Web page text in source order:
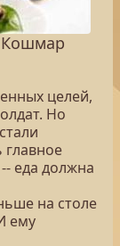
Кошмар
целей,
Но
еда должна
на столе
ему